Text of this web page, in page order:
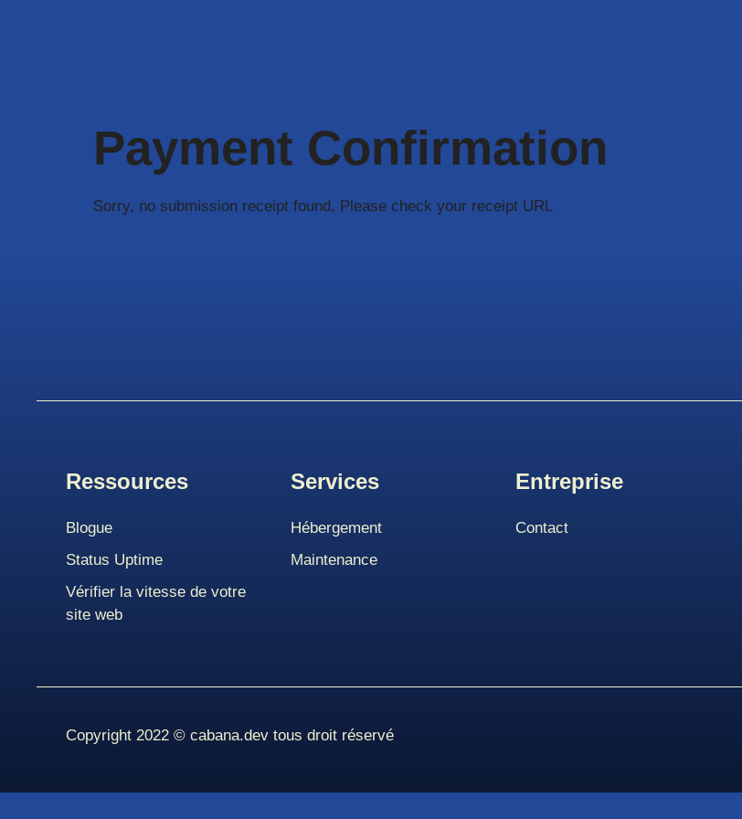
Payment Confirmation
Sorry, no submission receipt found, Please check your receipt URL
Ressources
Blogue
Status Uptime
Vérifier la vitesse de votre
site web
Services
Hébergement
Maintenance
Entreprise
Contact
Copyright 2022 © cabana.dev tous droit réservé